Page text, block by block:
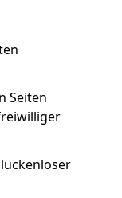
Seiten